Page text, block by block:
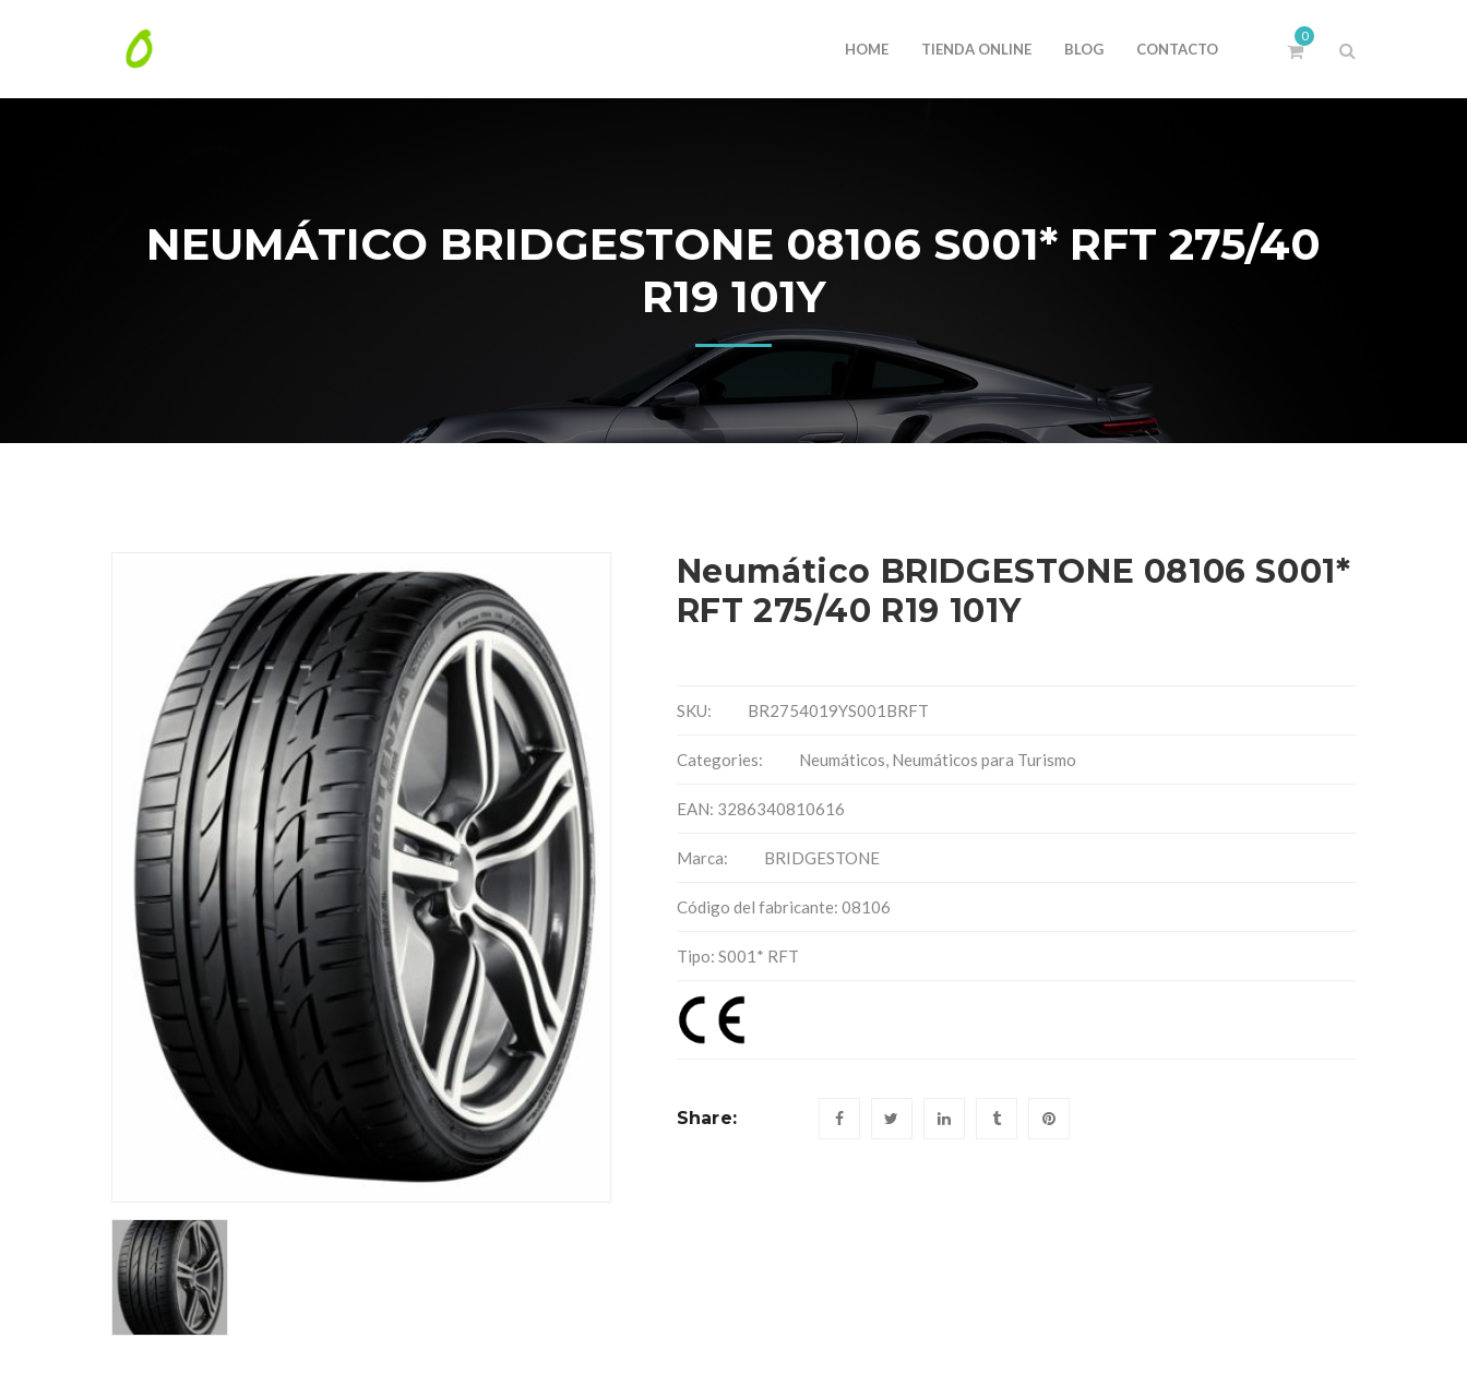
HOME TIENDA ONLINE BLOG CONTACTO
0
NEUMÁTICO BRIDGESTONE 08106 S001* RFT 275/40
R19 101Y
Neumático BRIDGESTONE 08106 S001*
RFT 275/40 R19 101Y
SKU: BR2754019YS001BRFT
Categories: Neumáticos, Neumáticos para Turismo
EAN: 3286340810616
Marca: BRIDGESTONE
Código del fabricante: 08106
Tipo: S001* RFT
Share: